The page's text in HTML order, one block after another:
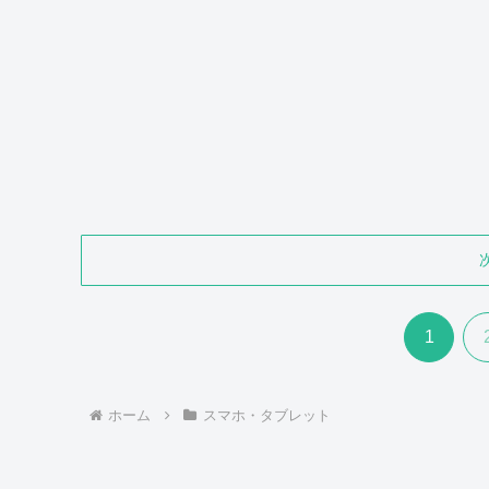
1
ホーム スマホ・タブレット